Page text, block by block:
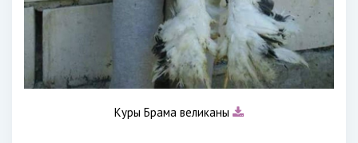
Куры Брама великаны